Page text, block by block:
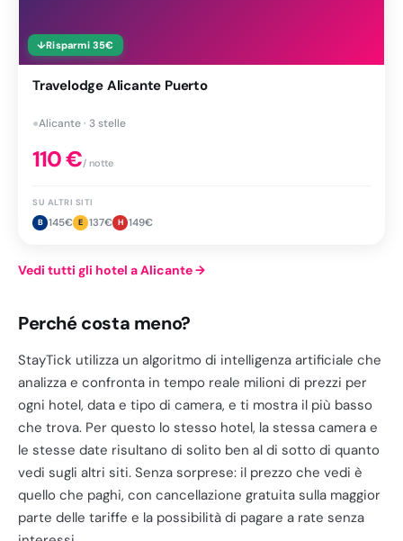
↓Risparmi 35€
Travelodge Alicante Puerto
●Alicante · 3 stelle
110€/ notte
SU ALTRI SITI
B 145€ E 137€ H 149€
Vedi tutti gli hotel a Alicante→
Perché costa meno?
StayTick utilizza un algoritmo di intelligenza artificiale che
analizza e confronta in tempo reale milioni di prezzi per
ogni hotel, data e tipo di camera, e ti mostra il più basso
che trova. Per questo lo stesso hotel, la stessa camera e
le stesse date risultano di solito ben al di sotto di quanto
vedi sugli altri siti. Senza sorprese: il prezzo che vedi è
quello che paghi, con cancellazione gratuita sulla maggior
parte delle tariffe e la possibilità di pagare a rate senza